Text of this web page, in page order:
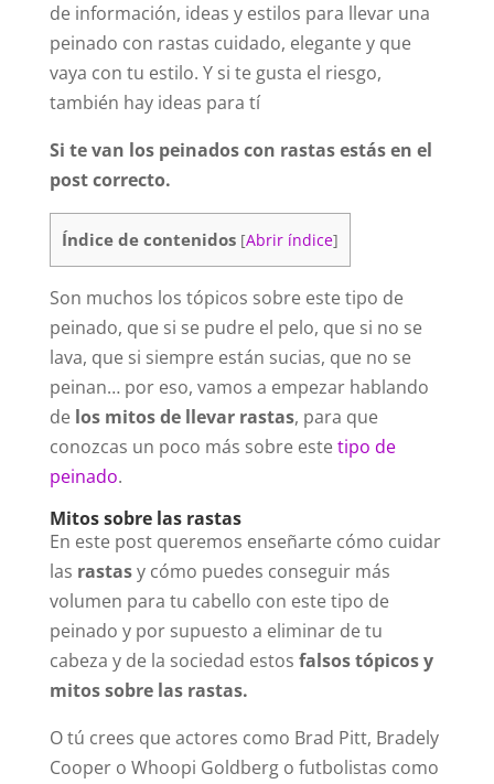
de información, ideas y estilos para llevar una
peinado con rastas cuidado, elegante y que
vaya con tu estilo. Y si te gusta el riesgo,
también hay ideas para tí
Si te van los peinados con rastas estás en el
post correcto.
Índice de contenidos [Abrir índice]
Son muchos los tópicos sobre este tipo de
peinado, que si se pudre el pelo, que si no se
lava, que si siempre están sucias, que no se
peinan… por eso, vamos a empezar hablando
de los mitos de llevar rastas, para que
conozcas un poco más sobre estetipo de
peinado.
Mitos sobre las rastas
En este post queremos enseñarte cómo cuidar
las rastasy cómo puedes conseguir más
volumen para tu cabello con este tipo de
peinado y por supuesto a eliminar de tu
cabeza y de la sociedad estos falsos tópicos y
mitos sobre las rastas.
O tú crees que actores como Brad Pitt, Bradely
Cooper o Whoopi Goldberg o futbolistas como